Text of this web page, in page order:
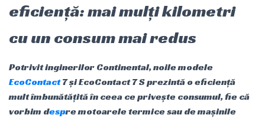
eficiență: mai mulți kilometri
cu un consum mai redus
Potrivit inginerilor Continental, noile modele
EcoContact7 și EcoContact 7 S prezintă o eficiență
mult îmbunătățită în ceea ce privește consumul, fie că
vorbim despre motoarele termice sau de mașinile